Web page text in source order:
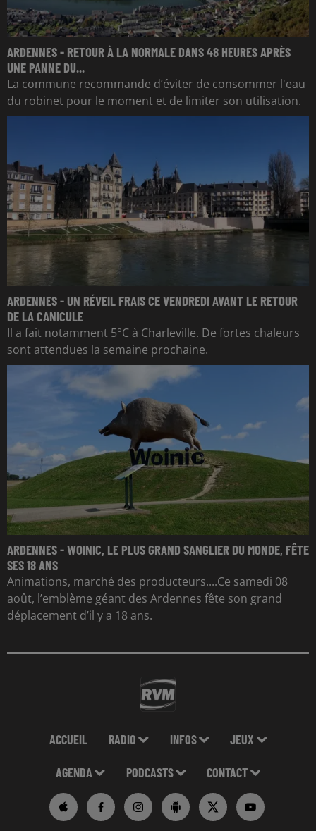
ARDENNES - RETOUR À LA NORMALE DANS 48 HEURES APRÈS
UNE PANNE DU...
La commune recommande d’éviter de consommer l'eau
du robinet pour le moment et de limiter son utilisation.
ARDENNES - UN RÉVEIL FRAIS CE VENDREDI AVANT LE RETOUR
DE LA CANICULE
Il a fait notamment 5°C à Charleville. De fortes chaleurs
sont attendues la semaine prochaine.
ARDENNES - WOINIC, LE PLUS GRAND SANGLIER DU MONDE, FÊTE
SES 18 ANS
Animations, marché des producteurs....Ce samedi 08
août, l’emblème géant des Ardennes fête son grand
déplacement d’il y a 18 ans.
ACCUEIL RADIO INFOS JEUX
AGENDA PODCASTS CONTACT